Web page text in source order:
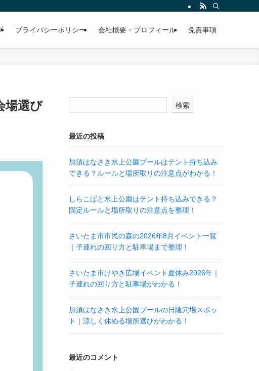
プライバシーポリシー 会社概要・プロフィール 免責事項
場選び
検索
最近の投稿
加須はなさき水上公園プールはテント持ち込み
できる？ルールと場所取りの注意点がわかる！
しらこばと水上公園はテント持ち込みできる？
固定ルールと場所取りの注意点を整理！
さいたま市市民の森の2026年8月イベント一覧
｜子連れの回り方と駐車場まで整理！
さいたま市けやき広場イベント夏休み2026年｜
子連れの回り方と駐車場がわかる！
加須はなさき水上公園プールの日陰穴場スポッ
ト｜涼しく休める場所選びがわかる！
最近のコメント